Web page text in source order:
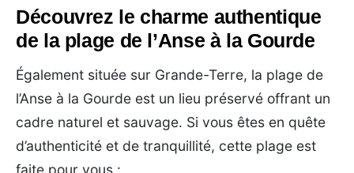
Découvrez le charme authentique
de la plage de l’Anse à la Gourde
Également située sur Grande-Terre, la plage de
l’Anse à la Gourde est un lieu préservé offrant un
cadre naturel et sauvage. Si vous êtes en quête
d’authenticité et de tranquillité, cette plage est
faite pour vous :